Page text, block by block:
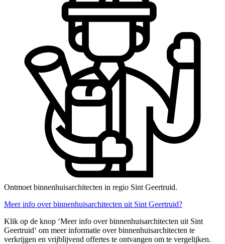
Ontmoet binnenhuisarchitecten in regio Sint Geertruid.
Meer info over binnenhuisarchitecten uit Sint Geertruid?
Klik op de knop ‘Meer info over binnenhuisarchitecten uit Sint
Geertruid‘ om meer informatie over binnenhuisarchitecten te
verkrijgen en vrijblijvend offertes te ontvangen om te vergelijken.